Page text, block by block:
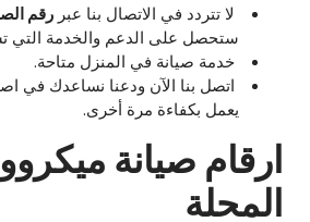
لا تتردد في الاتصال بنا عبر رقم
ستحصل على الدعم والخدمة التي
خدمة صيانة في المنزل متاحة.
اتصل بنا الآن ودعنا نساعدك في
يعمل بكفاءة مرة أخرى.
ارقام صيانة
المحلة